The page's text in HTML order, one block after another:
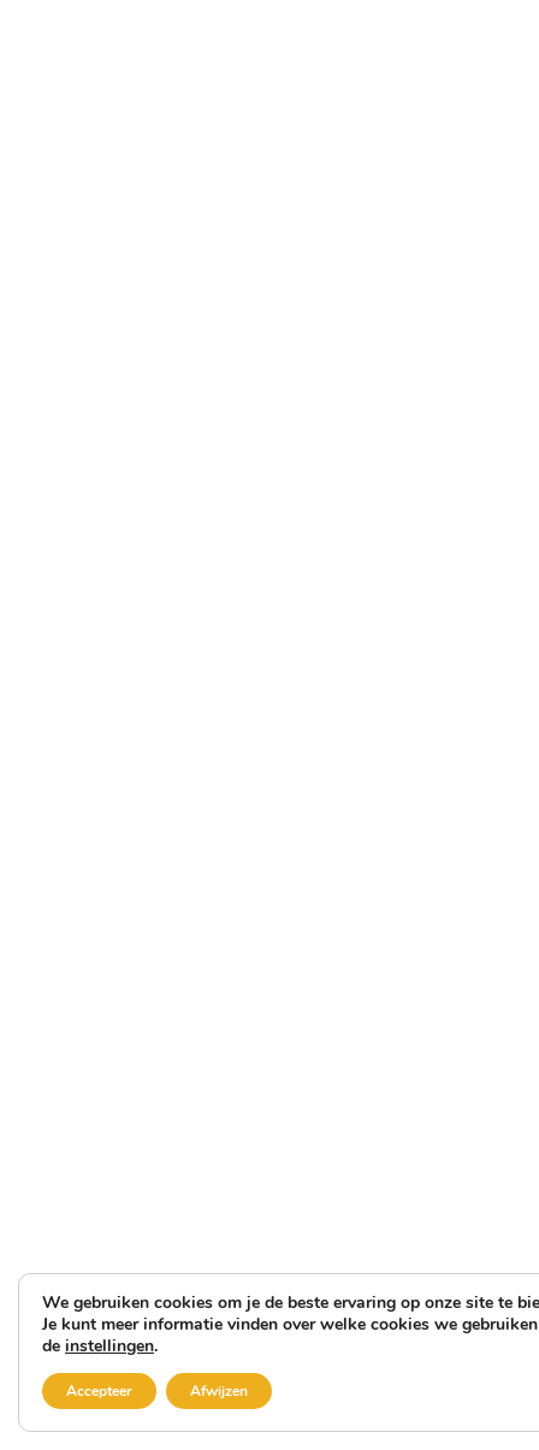
We gebruiken cookies om je de beste ervaring op onze site te
Je kunt meer informatie vinden over welke cookies we
de instellingen.
Accepteer Afwijzen